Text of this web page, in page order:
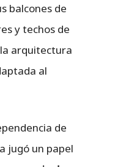
balcones de
y techos de
arquitectura
al
de
jugó un papel